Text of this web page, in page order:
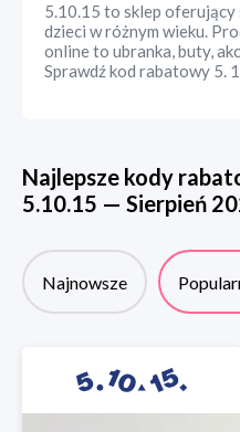
5.10.15 to sklep
dzieci w różnym wieku.
online to ubranka, buty,
Sprawdź kod rabatowy 5.
Najlepsze kody
5.10.15 — Sierpień
Najnowsze